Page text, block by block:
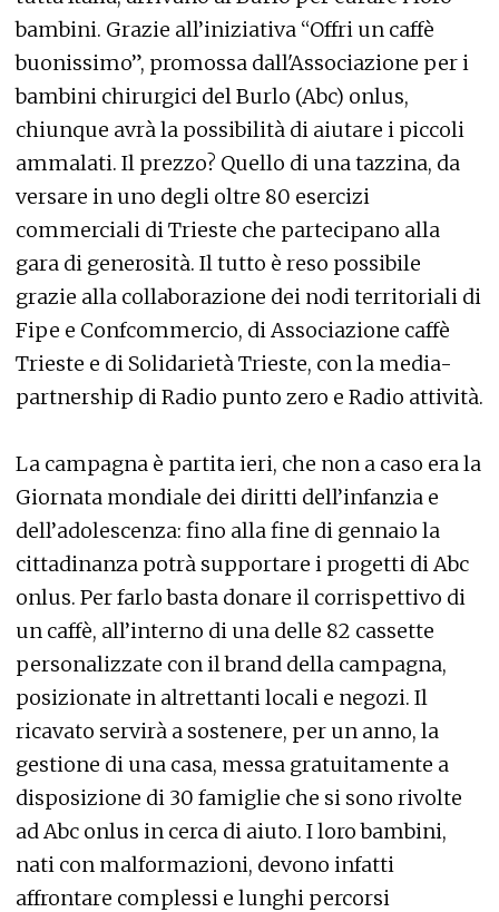
bambini. Grazie all’iniziativa “Offri un caffè
buonissimo”, promossa dall'Associazione per i
bambini chirurgici del Burlo (Abc) onlus,
chiunque avrà la possibilità di aiutare i piccoli
ammalati. Il prezzo? Quello di una tazzina, da
versare in uno degli oltre 80 esercizi
commerciali di Trieste che partecipano alla
gara di generosità. Il tutto è reso possibile
grazie alla collaborazione dei nodi territoriali di
Fipe e Confcommercio, di Associazione caffè
Trieste e di Solidarietà Trieste, con la media-
partnership di Radio punto zero e Radio attività.
La campagna è partita ieri, che non a caso era la
Giornata mondiale dei diritti dell’infanzia e
dell’adolescenza: fino alla fine di gennaio la
cittadinanza potrà supportare i progetti di Abc
onlus. Per farlo basta donare il corrispettivo di
un caffè, all’interno di una delle 82 cassette
personalizzate con il brand della campagna,
posizionate in altrettanti locali e negozi. Il
ricavato servirà a sostenere, per un anno, la
gestione di una casa, messa gratuitamente a
disposizione di 30 famiglie che si sono rivolte
ad Abc onlus in cerca di aiuto. I loro bambini,
nati con malformazioni, devono infatti
affrontare complessi e lunghi percorsi